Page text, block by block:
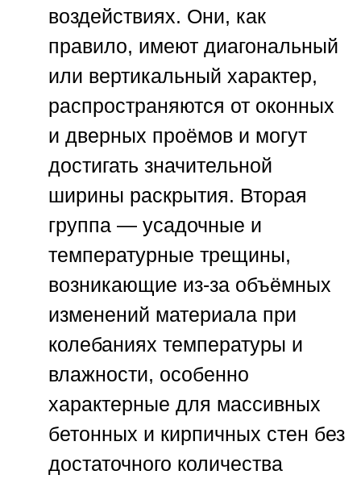
воздействиях. Они, как
правило, имеют диагональный
или вертикальный характер,
распространяются от оконных
и дверных проёмов и могут
достигать значительной
ширины раскрытия. Вторая
группа — усадочные и
температурные трещины,
возникающие из-за объёмных
изменений материала при
колебаниях температуры и
влажности, особенно
характерные для массивных
бетонных и кирпичных стен без
достаточного количества